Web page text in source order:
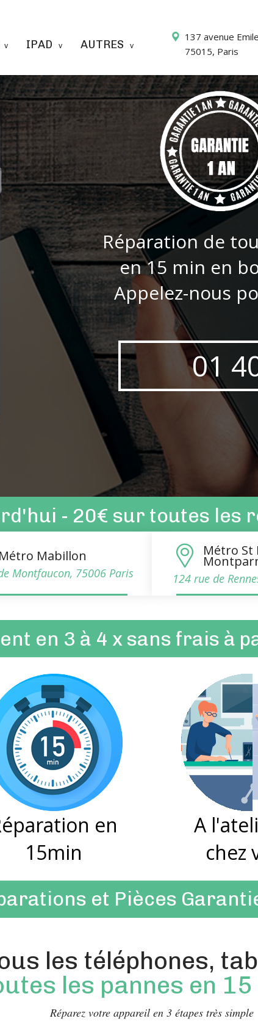
IPAD AUTRES
137 avenue
75015, Paris
Réparation de
en 15 min en
Appelez-nous
01
- 20€ sur toutes les
Métro Mabillon
Montfaucon, 75006 Paris
Métro St
124 rue de
en 3 à 4 x sans frais à
en
15min
A
chez
et Pièces
les téléphones,
les pannes en
Réparez votre appareil en 3 étapes très simple